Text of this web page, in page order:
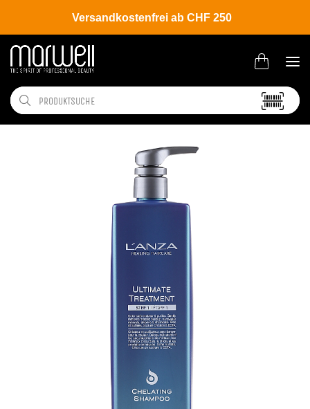
Versandkostenfrei ab CHF 250
Shop Brands L'ANZA Ultimate Treatment